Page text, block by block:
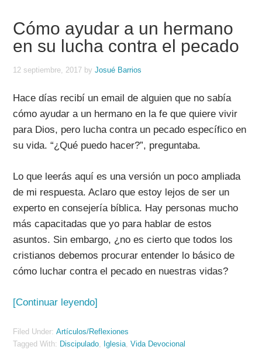
Cómo ayudar a un hermano
en su lucha contra el pecado
12 septiembre, 2017 byJosué Barrios
Hace días recibí un email de alguien que no sabía
cómo ayudar a un hermano en la fe que quiere vivir
para Dios, pero lucha contra un pecado específico en
su vida. “¿Qué puedo hacer?”, preguntaba.
Lo que leerás aquí es una versión un poco ampliada
de mi respuesta. Aclaro que estoy lejos de ser un
experto en consejería bíblica. Hay personas mucho
más capacitadas que yo para hablar de estos
asuntos. Sin embargo, ¿no es cierto que todos los
cristianos debemos procurar entender lo básico de
cómo luchar contra el pecado en nuestras vidas?
[Continuar leyendo]
Filed Under:Artículos/Reflexiones
Tagged With: Discipulado, Iglesia,Vida Devocional